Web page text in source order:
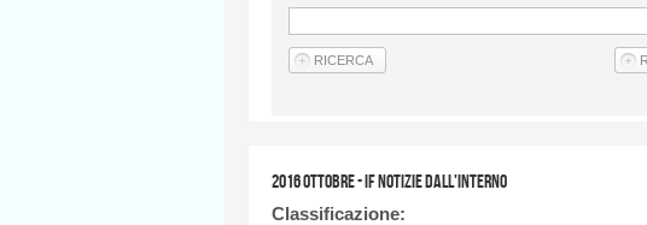
2016 OTTOBRE - IF NOTIZIE DALL'INTERNO
Classificazione: